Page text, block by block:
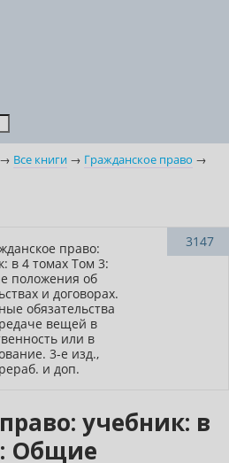
→ Все книги → Гражданское право →
3147
учебник: в
Общие